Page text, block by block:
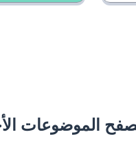
الموضوعات